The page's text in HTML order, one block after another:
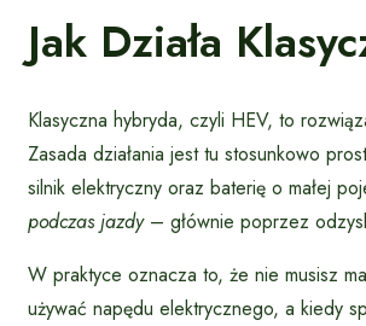
Jak Działa
Klasyczna hybryda, czyli HEV, to
Zasada działania jest tu stosunkowo
silnik elektryczny oraz baterię o małej
podczas jazdy– głównie poprzez
W praktyce oznacza to, że nie musisz
używać napędu elektrycznego, a kiedy